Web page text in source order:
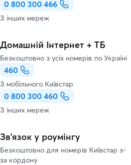
0 800 300 466
З інших мереж
Домашній Інтернет + ТБ
Безкоштовно з усіх номерів по Україні
460
З мобільного Київстар
0 800 300 460
З інших мереж
Зв’язок у роумінгу
Безкоштовно для номерів Київстар з-
за кордону